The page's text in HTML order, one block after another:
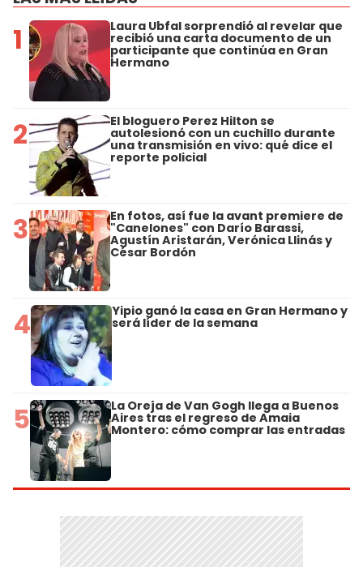
1 Laura Ubfal sorprendió al revelar que
recibió una carta documento de un
participante que continúa en Gran
Hermano
2 El bloguero Perez Hilton se
autolesionó con un cuchillo durante
una transmisión en vivo: qué dice el
reporte policial
3 En fotos, así fue la avant premiere de
"Canelones" con Darío Barassi,
Agustín Aristarán, Verónica Llinás y
César Bordón
4 Yipio ganó la casa en Gran Hermano y
será líder de la semana
5 La Oreja de Van Gogh llega a Buenos
Aires tras el regreso de Amaia
Montero: cómo comprar las entradas